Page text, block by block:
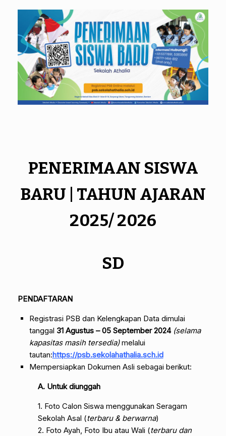
PENERIMAAN SISWA
BARU | TAHUN AJARAN
2025/ 2026
SD
PENDAFTARAN
Registrasi PSB dan Kelengkapan Data dimulai
tanggal 31 Agustus – 05 September 2024 (selama
kapasitas masih tersedia)melalui
tautan:https://psb.sekolahathalia.sch.id
Mempersiapkan Dokumen Asli sebagai berikut:
A. Untuk diunggah
1. Foto Calon Siswa menggunakan Seragam
Sekolah Asal (terbaru & berwarna)
2. Foto Ayah, Foto Ibu atau Wali (terbaru dan